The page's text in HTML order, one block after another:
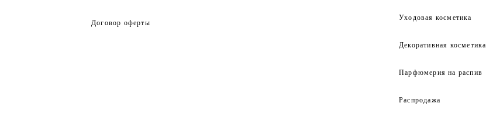
Договор оферты
Уходовая косметика
Декоративная косметика
Парфюмерия на распив
Распродажа